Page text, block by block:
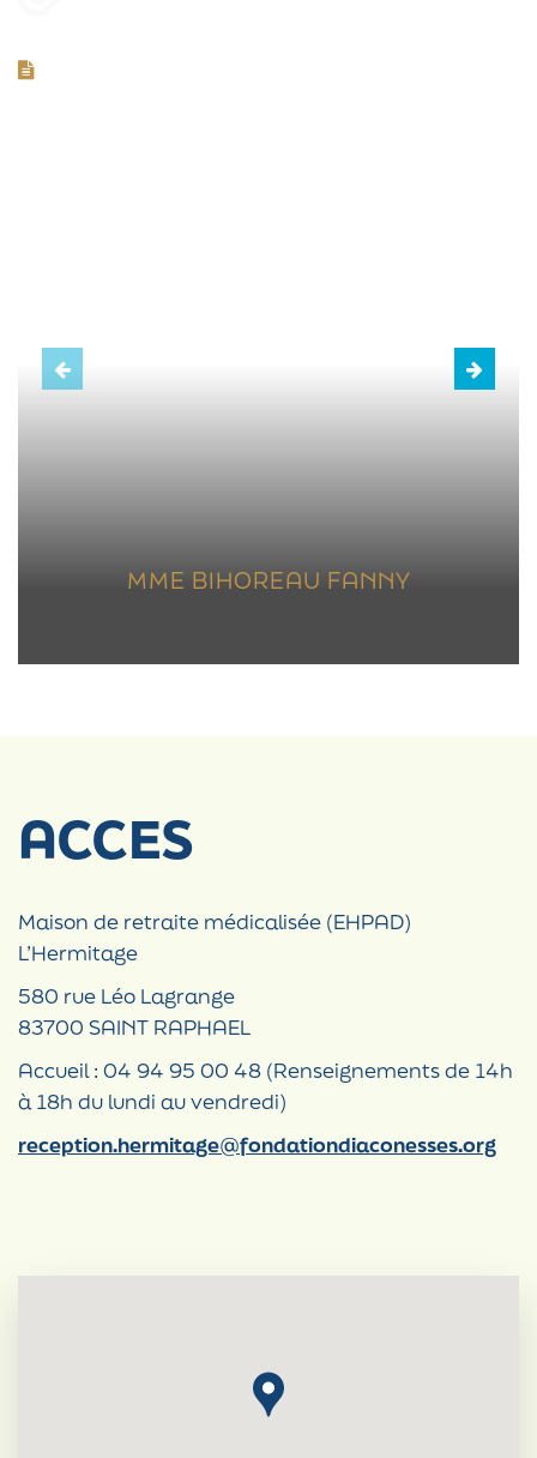
MME BIHOREAU FANNY
ACCES
Maison de retraite médicalisée (EHPAD)
L’Hermitage
580 rue Léo Lagrange
83700 SAINT RAPHAEL
Accueil : 04 94 95 00 48 (Renseignements de 14h
à 18h du lundi au vendredi)
reception.hermitage@fondationdiaconesses.org